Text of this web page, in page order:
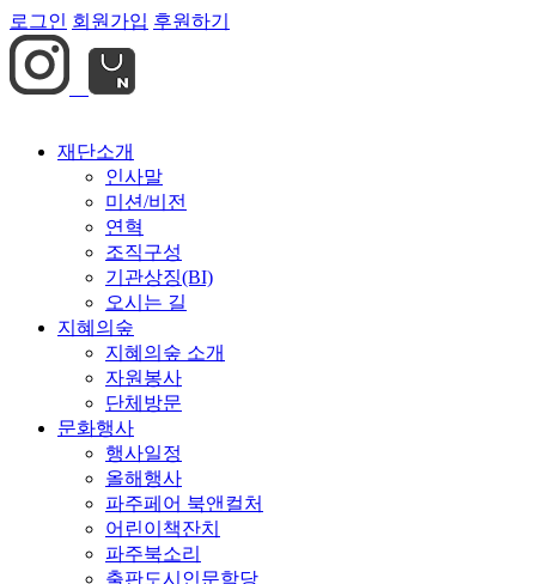
로그인 회원가입 후원하기
재단소개
인사말
미션/비전
연혁
조직구성
기관상징(BI)
오시는 길
지혜의숲
지혜의숲 소개
자원봉사
단체방문
문화행사
행사일정
올해행사
파주페어 북앤컬처
어린이책잔치
파주북소리
출판도시인문학당